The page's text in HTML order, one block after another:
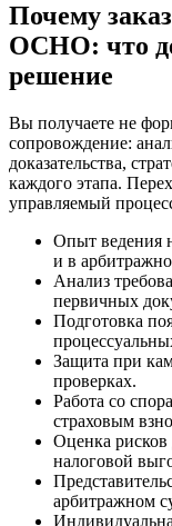
Почему
ОСНО: что
решение
Вы получаете не
сопровождение:
доказательства,
каждого этапа.
управляемый
Опыт
и в
Анализ
первичных
Подготовка
Защита при
проверках.
Работа со
страховым
Оценка рисков
налоговой
арбитражном